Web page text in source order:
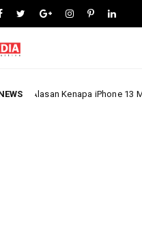
iPhone 13 Masih Pilihan Terbaik